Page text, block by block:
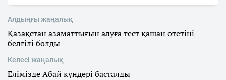
Алдыңғы жаңалық
Қазақстан азаматтығын алуға тест қашан өтетіні
белгілі болды
Келесі жаңалық
Елімізде Абай күндері басталды